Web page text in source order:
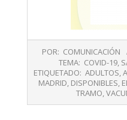
12
POR: COMUNICACIÓN
TEMA: COVID-19,
ETIQUETADO: ADULTOS,
MADRID, DISPONIBLES,
TRAMO,